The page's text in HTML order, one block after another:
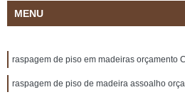
MENU
raspagem de piso em madeiras orçamento
raspagem de piso de madeira assoalho